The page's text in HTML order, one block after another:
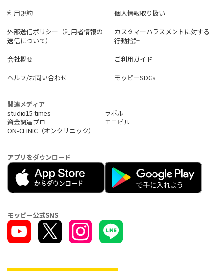
利用規約
個人情報取り扱い
外部送信ポリシー（利用者情報の
送信について）
カスタマーハラスメントに対する
行動指針
会社概要
ご利用ガイド
ヘルプ/お問い合わせ
モッピーSDGs
関連メディア
studio15 times
ラボル
資金調達プロ
エニピル
ON-CLINIC（オンクリニック）
アプリをダウンロード
モッピー公式SNS